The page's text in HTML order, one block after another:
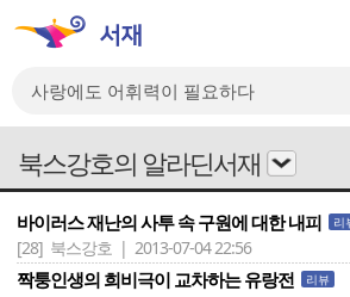
북스강호의 알라딘서재
바이러스 재난의 사투 속 구원에 대한 내피 리
[28] 북스강호 | 2013-07-04 22:56
짝퉁인생의 희비극이 교차하는 유랑전 리뷰